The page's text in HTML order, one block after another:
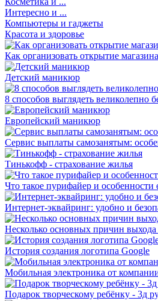
Интересно и ...
Компьютеры и гаджеты
Красота и здоровье
Как организовать открытие
Детский маникюр
8 способов выглядеть великолепно
Европейский маникюр
Сервис выплаты самозанятым:
Тинькофф - страхование жилья
Что такое пурифайер и особенности
Интернет-эквайринг: удобно и
Несколько основных причин выхода
История создания логотипа Google
Мобильная электроника от
Подарок творческому ребёнку - 3д